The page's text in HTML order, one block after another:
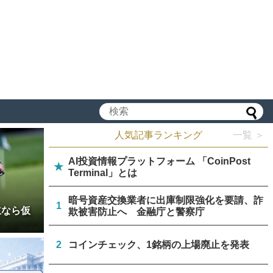
ら仮
人気記事ランキング 一覧 ＞
★
AI投資情報プラットフォーム 「CoinPost
Terminal」とは
1
暗号資産交換業者に出庫制限強化を要請、詐
欺被害防止へ 金融庁と警察庁
2 コインチェック、1銘柄の上場廃止を発表